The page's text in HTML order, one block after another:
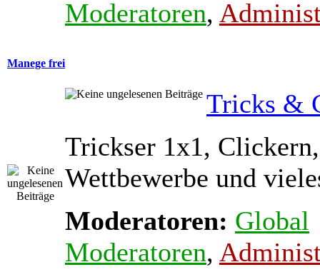
Moderatoren,
Manege frei
Tricks &
Trickser 1x1, Clickern,
Wettbewerbe und
Moderatoren: Global
Moderatoren,